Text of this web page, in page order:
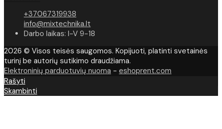
+37067319938
info@mixtechnika.lt
Darbo laikas: I-V 9-18
2026 © Visos teisės saugomos. Kopijuoti, platinti svetainės
turinį be autorių sutikimo draudžiama.
Elektroninių parduotuvių nuoma - eshoprent.com
Rašyti
Skambinti